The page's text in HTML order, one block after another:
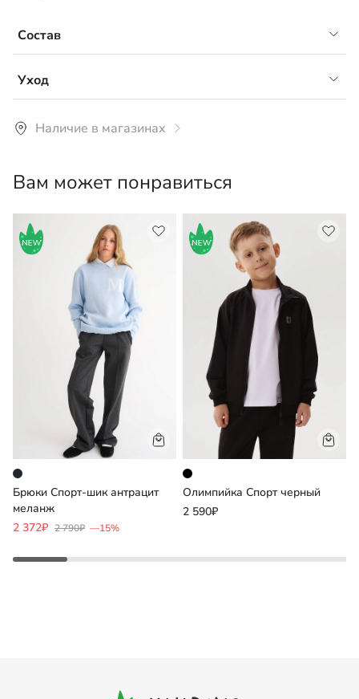
Состав
Бифлекс в рубчик, 75% нейлон, 25% спандекс
Уход
Рекомендуется ручная или машинная стирка со
средствами для цветного или темного белья при
Наличие в магазинах
Вам может понравиться
Брюки Спорт-шик антрацит
меланж
2 372₽ 2 790₽ —15%
Олимпийка Спорт черный
2 590₽